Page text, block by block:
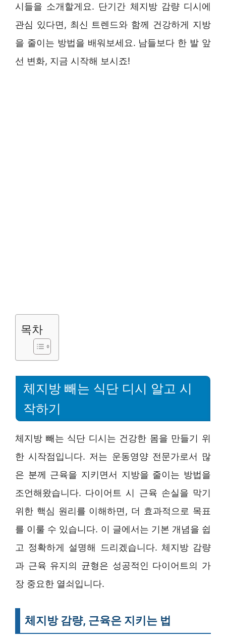
시들을 소개할게요. 단기간 체지방 감량 디시에
관심 있다면, 최신 트렌드와 함께 건강하게 지방
을 줄이는 방법을 배워보세요. 남들보다 한 발 앞
선 변화, 지금 시작해 보시죠!
목차
체지방 빼는 식단 디시 알고 시
작하기
체지방 빼는 식단 디시는 건강한 몸을 만들기 위
한 시작점입니다. 저는 운동영양 전문가로서 많
은 분께 근육을 지키면서 지방을 줄이는 방법을
조언해왔습니다. 다이어트 시 근육 손실을 막기
위한 핵심 원리를 이해하면, 더 효과적으로 목표
를 이룰 수 있습니다. 이 글에서는 기본 개념을 쉽
고 정확하게 설명해 드리겠습니다. 체지방 감량
과 근육 유지의 균형은 성공적인 다이어트의 가
장 중요한 열쇠입니다.
체지방 감량, 근육은 지키는 법